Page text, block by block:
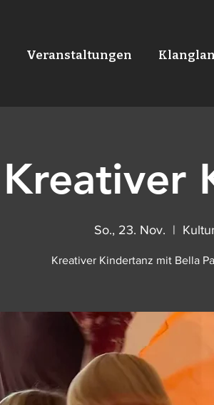
Veranstaltungen
Kreativer
So., 23. Nov.
  |
Kreativer Kindertanz mit Bella